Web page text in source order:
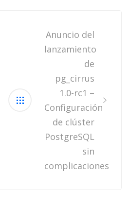
Anuncio del
lanzamiento
de
pg_cirrus
1.0-rc1 –
Configuración
de clúster
PostgreSQL
sin
complicaciones